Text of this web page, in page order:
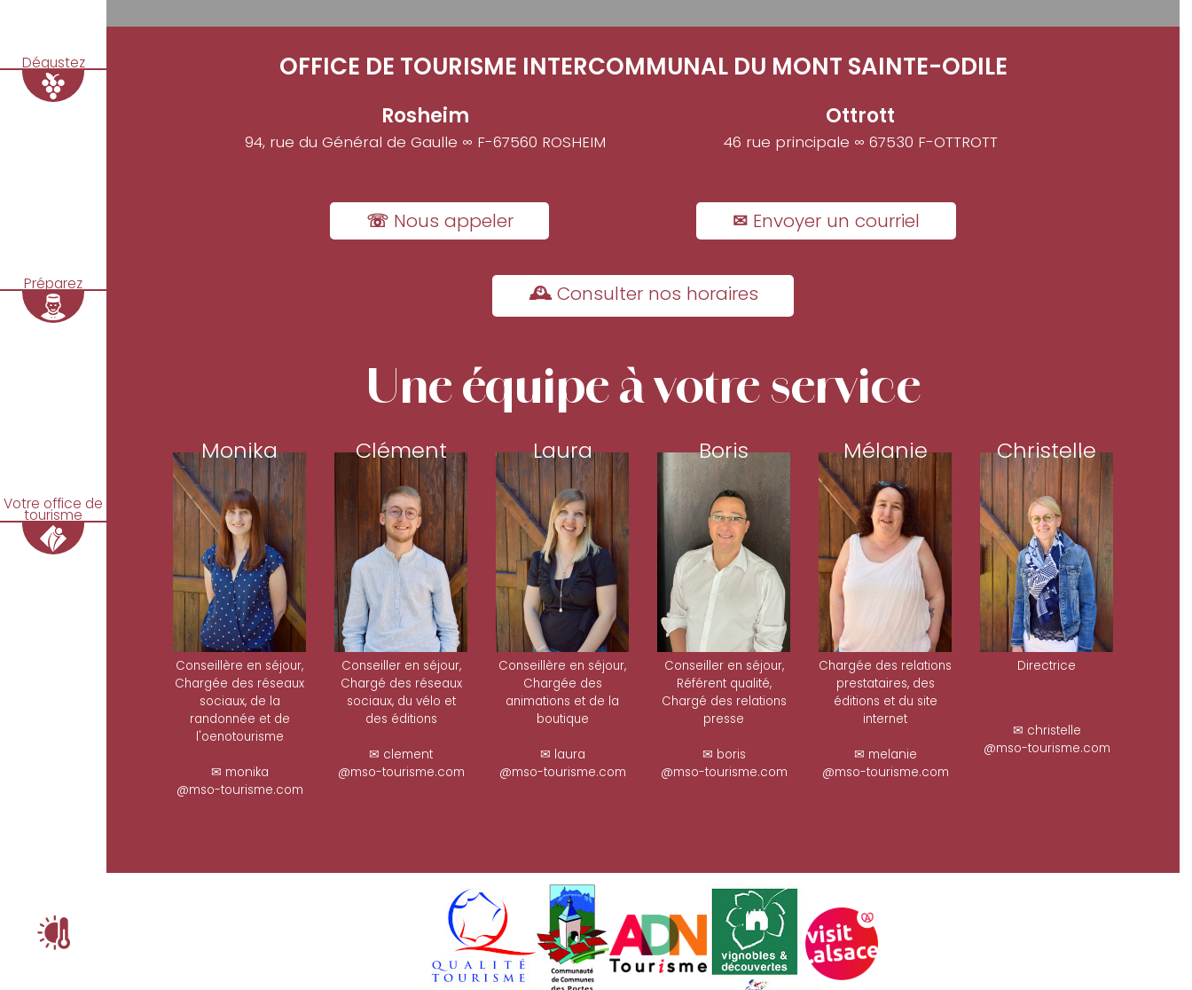
Dégustez
Préparez
Votre office de
tourisme
ê
OFFICE DE TOURISME INTERCOMMUNAL DU MONT SAINTE-ODILE
Rosheim
94, rue du Général de Gaulle ∞ F-67560 ROSHEIM
Ottrott
46 rue principale ∞ 67530 F-OTTROTT
☏ Nous appeler ✉ Envoyer un courriel
🕰 Consulter nos horaires
Une équipe à votre service
Monika
Conseillère en séjour,
Chargée des réseaux
sociaux, de la
randonnée et de
l'oenotourisme
✉ monika
@mso-tourisme.com
Clément
Conseiller en séjour,
Chargé des réseaux
sociaux, du vélo et
des éditions
✉ clement
@mso-tourisme.com
Laura
Conseillère en séjour,
Chargée des
animations et de la
boutique
✉ laura
@mso-tourisme.com
Boris
Conseiller en séjour,
Référent qualité,
Chargé des relations
presse
✉ boris
@mso-tourisme.com
Mélanie
Chargée des relations
prestataires, des
éditions et du site
internet
✉ melanie
@mso-tourisme.com
Christelle
Directrice
✉ christelle
@mso-tourisme.com